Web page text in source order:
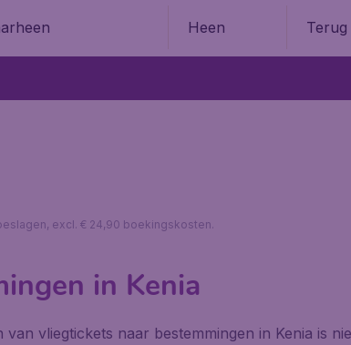
Heen Terug
excl. € 24,90 boekingskosten.
in Kenia
vliegtickets naar bestemmingen in Kenia is